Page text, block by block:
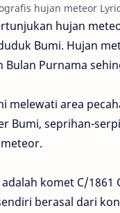
hujan meteor
hujan
Bumi. Hujan
Bulan Purnama
melewati area
Bumi, seprihan-
komet C/
berasal dari